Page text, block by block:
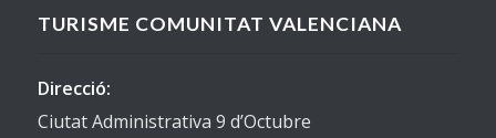
TURISME COMUNITAT VALENCIANA
Direcció:
Ciutat Administrativa 9 d’Octubre